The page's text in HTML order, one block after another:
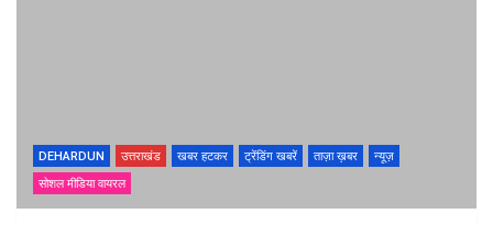
DEHARDUN उत्तराखंड खबर हटकर ट्रेंडिंग खबरें ताज़ा ख़बर
न्यूज़
सोशल मीडिया वायरल